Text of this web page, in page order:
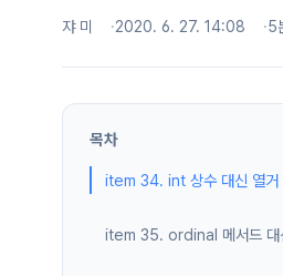
쟈 미 2020. 6. 27. 14:08 5
목차
item 34. int 상수 대신 열거
item 35. ordinal 메서드 대